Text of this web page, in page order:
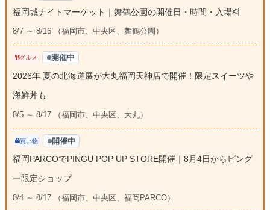
福岡城ナイトマーケット｜舞鶴公園の開催日・時間・入場料
8/7 ～ 8/16 （福岡市、中央区、舞鶴公園）
グルメ 開催中
2026年 夏の北海道展が大丸福岡天神店で開催！限定スイーツや
海鮮丼も
8/5 ～ 8/17 （福岡市、中央区、大丸）
買い物 開催中
福岡PARCOでPINGU POP UP STORE開催｜8月4日からピング
ー限定ショップ
8/4 ～ 8/17 （福岡市、中央区、福岡PARCO）